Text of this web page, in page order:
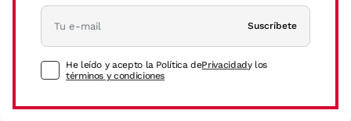
Suscríbete
He leído y acepto la Política dePrivacidady los
términos y condiciones